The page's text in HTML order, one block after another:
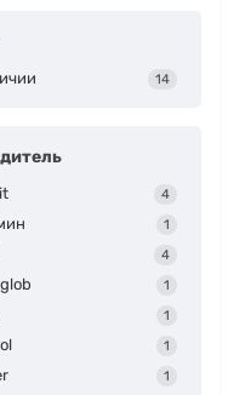
14
4
1
4
1
1
1
1